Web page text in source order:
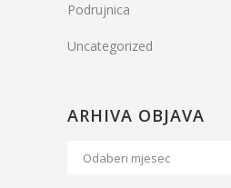
Podrujnica
Uncategorized
ARHIVA OBJAVA
Arhiva